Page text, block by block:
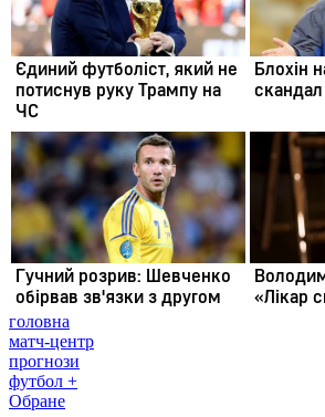
головна
матч-центр
прогнози
футбол +
Обране